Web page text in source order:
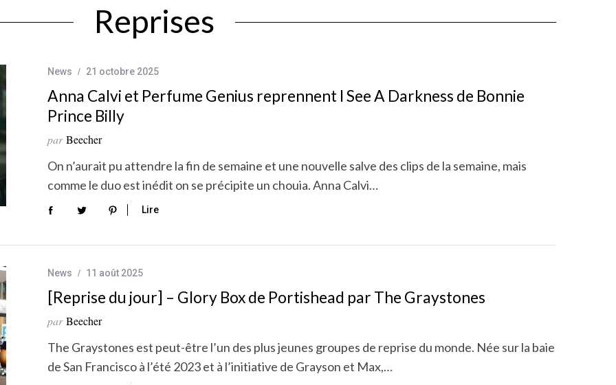
Reprises
News 21 octobre 2025
Anna Calvi et Perfume Genius reprennent I See A Darkness de Bonnie
Prince Billy
par Beecher
On n’aurait pu attendre la fin de semaine et une nouvelle salve des clips de la semaine, mais
comme le duo est inédit on se précipite un chouia. Anna Calvi…
Lire
News 11 août 2025
[Reprise du jour] – Glory Box de Portishead par The Graystones
par Beecher
The Graystones est peut-être l’un des plus jeunes groupes de reprise du monde. Née sur la baie
de San Francisco à l’été 2023 et à l’initiative de Grayson et Max,…